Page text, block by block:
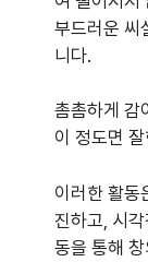
부드러운 씨
니다.
촘촘하게 감
이 정도면
이러한 활동
진하고, 시
동을 통해